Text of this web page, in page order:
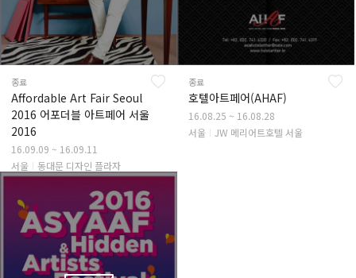
종료
Affordable Art Fair Seoul
2016 어포더블 아트페어 서울
2016
16.09.09 ~ 16.09.11
서울
동대문 디자인 플라자
종료
호텔아트페어(AHAF)
16.08.25 ~ 16.08.28
서울
JW 메리어트호텔 서울